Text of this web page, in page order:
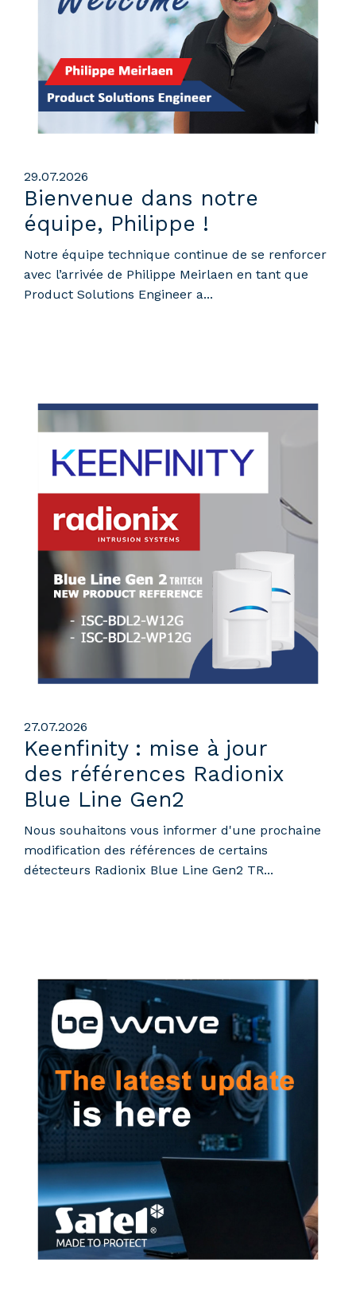
29.07.2026
Bienvenue dans notre
équipe, Philippe !
Notre équipe technique continue de se renforcer
avec l’arrivée de Philippe Meirlaen en tant que
Product Solutions Engineer a...
27.07.2026
Keenfinity : mise à jour
des références Radionix
Blue Line Gen2
Nous souhaitons vous informer d'une prochaine
modification des références de certains
détecteurs Radionix Blue Line Gen2 TR...